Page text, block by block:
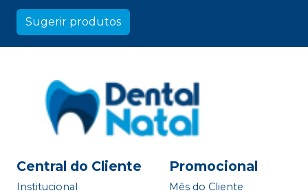
Sugerir produtos
Central do Cliente
Institucional
Promocional
Mês do Cliente